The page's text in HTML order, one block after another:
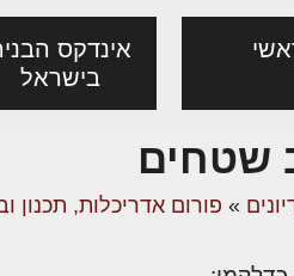
אינדקס
בישראל
אדריכלים -פרוגרמות,
נדל"ן:
אדריכלות, תכנון
מקצועי לבונים, למשפצים
שטחים
» פורום אדריכלות, תכנון